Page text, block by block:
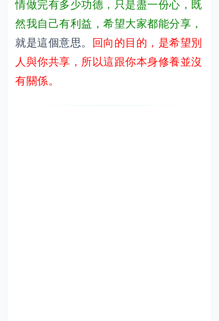
情做完有多少功德，只是盡一份心，既
然我自己有利益，希望大家都能分享，
就是這個意思。
回向的目的，是希望別
人與你共享，所以這跟你本身修養並沒
有關係。